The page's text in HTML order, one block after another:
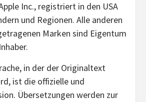
Inc., registriert in den USA
und Regionen. Alle anderen
Marken sind Eigentum
in der der Originaltext
ist die offizielle und
Übersetzungen werden zur